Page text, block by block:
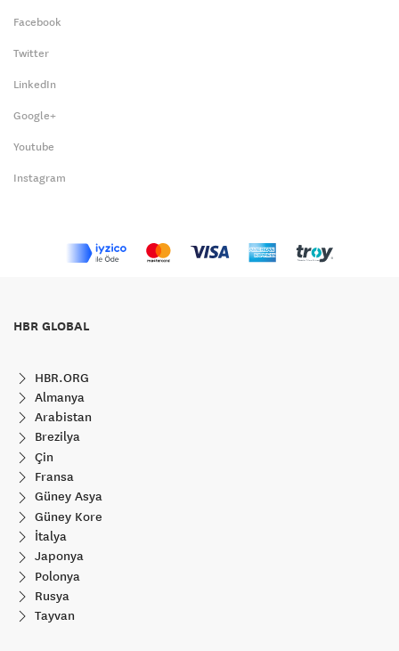
Facebook
Twitter
LinkedIn
Google+
Youtube
Instagram
HBR GLOBAL
HBR.ORG
Almanya
Arabistan
Brezilya
Çin
Fransa
Güney Asya
Güney Kore
İtalya
Japonya
Polonya
Rusya
Tayvan